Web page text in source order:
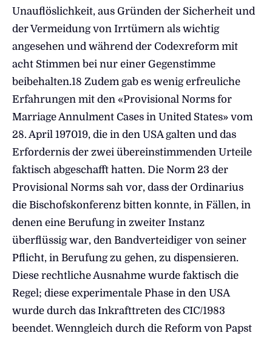
Unauflöslichkeit, aus Gründen der Sicherheit und
der Vermeidung von Irrtümern als wichtig
angesehen und während der Codexreform mit
acht Stimmen bei nur einer Gegenstimme
beibehalten.18 Zudem gab es wenig erfreuliche
Erfahrungen mit den «Provisional Norms for
Marriage Annulment Cases in United States» vom
28. April 197019, die in den USA galten und das
Erfordernis der zwei übereinstimmenden Urteile
faktisch abgeschafft hatten. Die Norm 23 der
Provisional Norms sah vor, dass der Ordinarius
die Bischofskonferenz bitten konnte, in Fällen, in
denen eine Berufung in zweiter Instanz
überflüssig war, den Bandverteidiger von seiner
Pflicht, in Berufung zu gehen, zu dispensieren.
Diese rechtliche Ausnahme wurde faktisch die
Regel; diese experimentale Phase in den USA
wurde durch das Inkrafttreten des CIC/1983
beendet. Wenngleich durch die Reform von Papst